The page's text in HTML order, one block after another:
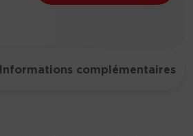
Informations complémentaires